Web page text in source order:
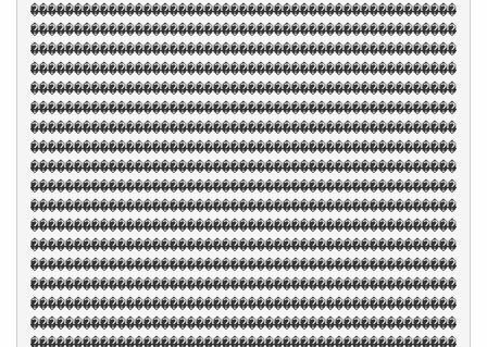
�������������������������������������������������
�������������������������������������������������
�������������������������������������������������
�������������������������������������������������
�������������������������������������������������
�������������������������������������������������
�������������������������������������������������
�������������������������������������������������
�������������������������������������������������
�������������������������������������������������
�������������������������������������������������
�������������������������������������������������
�������������������������������������������������
�������������������������������������������������
�������������������������������������������������
�������������������������������������������������
�������������������������������������������������
�������������������������������������������������